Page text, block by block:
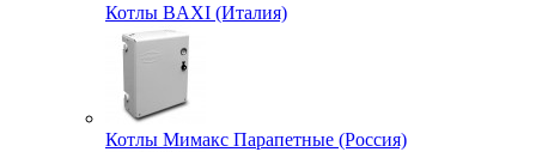
Котлы BAXI (Италия)
Котлы Мимакс Парапетные (Россия)